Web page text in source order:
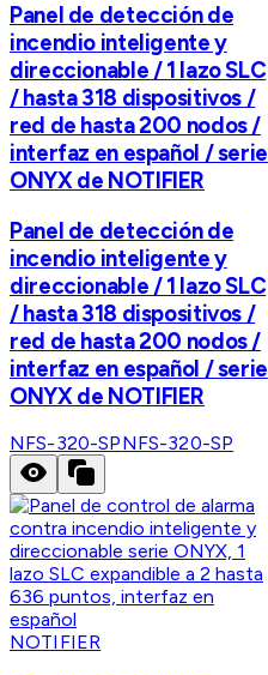
Panel de detección de
incendio inteligente y
direccionable / 1 lazo SLC
/ hasta 318 dispositivos /
red de hasta 200 nodos /
interfaz en español / serie
ONYX de NOTIFIER
Panel de detección de
incendio inteligente y
direccionable / 1 lazo SLC
/ hasta 318 dispositivos /
red de hasta 200 nodos /
interfaz en español / serie
ONYX de NOTIFIER
NFS-320-SPNFS-320-SP
NOTIFIER